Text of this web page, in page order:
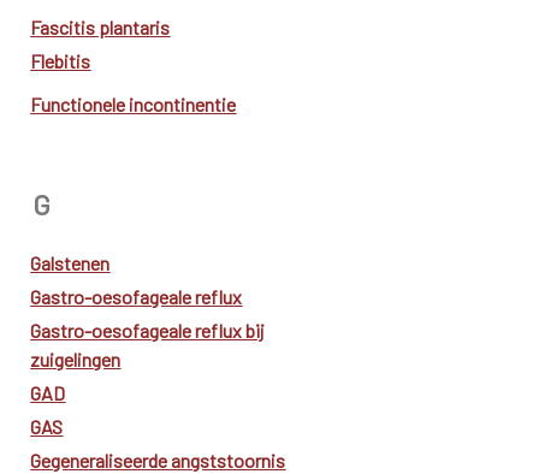
Fascitis plantaris
Flebitis
Functionele incontinentie
G
Galstenen
Gastro-oesofageale reflux
Gastro-oesofageale reflux bij
zuigelingen
GAD
GAS
Gegeneraliseerde angststoornis